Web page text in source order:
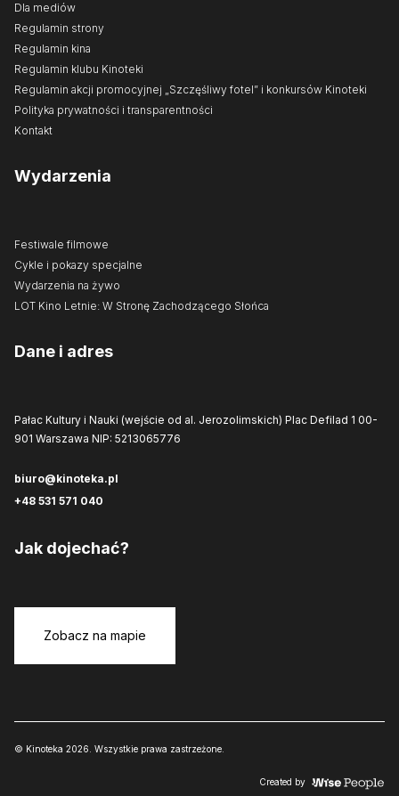
Dla mediów
Regulamin strony
Regulamin kina
Regulamin klubu Kinoteki
Regulamin akcji promocyjnej „Szczęśliwy fotel” i konkursów Kinoteki
Polityka prywatności i transparentności
Kontakt
Wydarzenia
Festiwale filmowe
Cykle i pokazy specjalne
Wydarzenia na żywo
LOT Kino Letnie: W Stronę Zachodzącego Słońca
Dane i adres
Pałac Kultury i Nauki (wejście od al. Jerozolimskich) Plac Defilad 1 00-
901 Warszawa NIP: 5213065776
biuro@kinoteka.pl
+48 531 571 040
Jak dojechać?
Zobacz na mapie
© Kinoteka 2026. Wszystkie prawa zastrzeżone.
Created by